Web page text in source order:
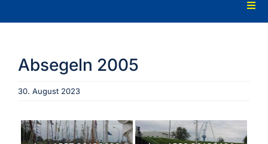
Verein
Absegeln 2005
30. August 2023